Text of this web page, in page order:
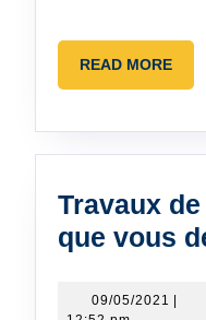
READ MOREREAD
Travaux
que vous
09/05/2021 09/
|